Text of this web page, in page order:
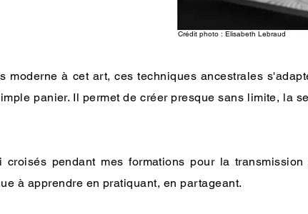
à cet art, ces techniques ancestrales
panier. Il permet de créer presque sans limite, la
pendant mes formations pour la transmission
à apprendre en pratiquant, en partageant.
Crédit photo : Elisabeth Lebraud